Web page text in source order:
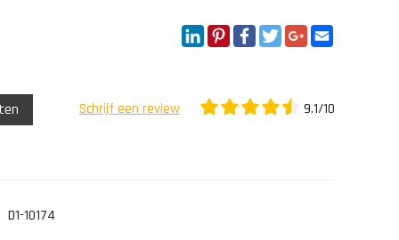
LinkedIn
Pinterest
Facebook
Twitter
Google+
Schrijf een review 9.1/10
D1-10174